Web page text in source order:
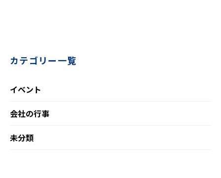
カテゴリー一覧
イベント
会社の行事
未分類